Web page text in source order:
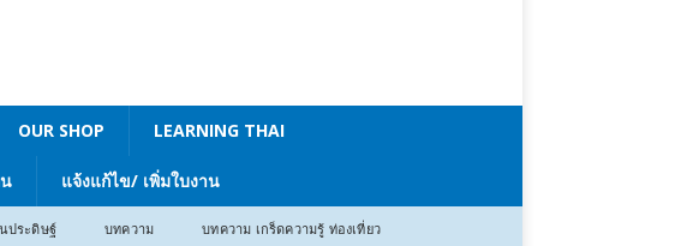
OUR SHOP LEARNING THAI
แจ้งแก้ไข/ เพิ่มใบงาน
ประดิษฐ์ บทความ บทความ เกร็ดความรู้ ท่องเที่ยว